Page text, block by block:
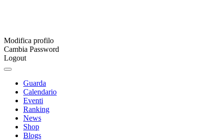
Modifica profilo
Cambia Password
Logout
Guarda
Calendario
Eventi
Ranking
News
Shop
Blogs